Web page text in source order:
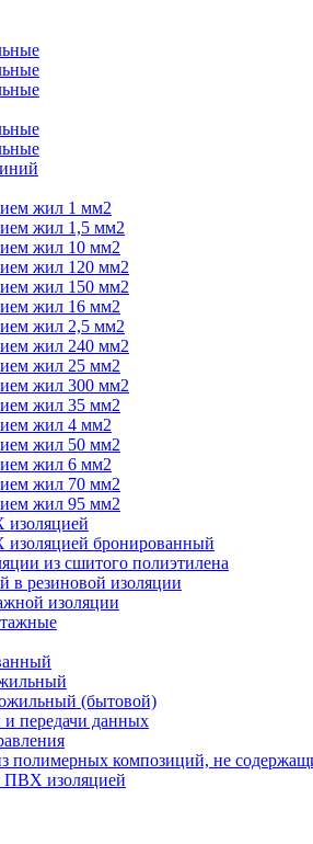
жил 1 мм2
жил 1,5 мм2
жил 10 мм2
жил 120 мм2
жил 150 мм2
жил 16 мм2
жил 2,5 мм2
жил 240 мм2
жил 25 мм2
жил 300 мм2
жил 35 мм2
жил 4 мм2
жил 50 мм2
жил 6 мм2
жил 70 мм2
жил 95 мм2
изоляцией
бронированный
из сшитого полиэтилена
в резиновой изоляции
изоляции
(бытовой)
и передачи данных
полимерных композиций, не
ПВХ изоляцией